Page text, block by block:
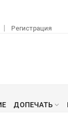
Регистрация
ДОПЕЧАТЬ